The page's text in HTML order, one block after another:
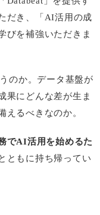
だき、「AI活用の成
びを補強いただきま
のか。データ基盤が
果にどんな差が生ま
えるべきなのか。
でAI活用を始めるた
ともに持ち帰ってい